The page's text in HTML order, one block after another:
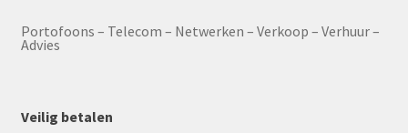
Portofoons – Telecom – Netwerken – Verkoop – Verhuur –
Advies
Veilig betalen